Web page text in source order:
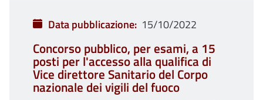
Data pubblicazione 15/10/2022
Concorso pubblico, per esami, a 15
posti per l'accesso alla qualifica di
Vice direttore Sanitario del Corpo
nazionale dei vigili del fuoco